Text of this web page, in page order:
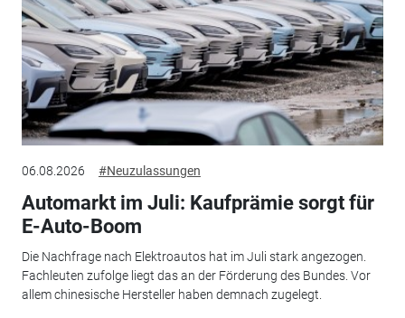
06.08.2026 #Neuzulassungen
Automarkt im Juli: Kaufprämie sorgt für
E-Auto-Boom
Die Nachfrage nach Elektroautos hat im Juli stark angezogen.
Fachleuten zufolge liegt das an der Förderung des Bundes. Vor
allem chinesische Hersteller haben demnach zugelegt.